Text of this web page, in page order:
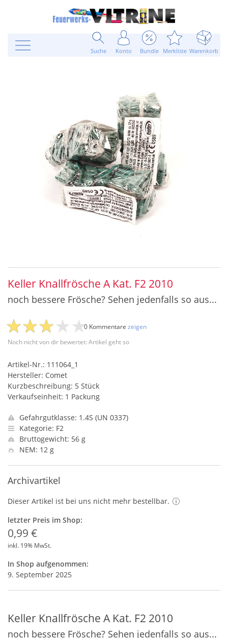
Suche Konto Bundle Merkliste Warenkorb
Keller Knallfrösche A Kat. F2 2010
noch bessere Frösche? Sehen jedenfalls so aus...
Noch nicht von dir bewertet: Artikel geht so
0 Kommentare zeigen
Artikel-Nr.: 111064_1
Hersteller: Comet
Kurzbeschreibung: 5 Stück
Verkaufseinheit: 1 Packung
Gefahrgutklasse: 1.4S (UN 0337)
Kategorie: F2
Bruttogewicht: 56 g
NEM: 12 g
Archivartikel
Dieser Artikel ist bei uns nicht mehr bestellbar.
letzter Preis im Shop:
0,99 €
inkl. 19% MwSt.
In Shop aufgenommen:
9. September 2025
Keller Knallfrösche A Kat. F2 2010
noch bessere Frösche? Sehen jedenfalls so aus...